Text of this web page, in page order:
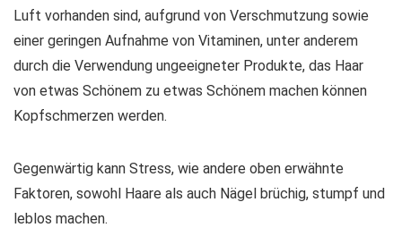
Luft vorhanden sind, aufgrund von Verschmutzung sowie
einer geringen Aufnahme von Vitaminen, unter anderem
durch die Verwendung ungeeigneter Produkte, das Haar
von etwas Schönem zu etwas Schönem machen können
Kopfschmerzen werden.
Gegenwärtig kann Stress, wie andere oben erwähnte
Faktoren, sowohl Haare als auch Nägel brüchig, stumpf und
leblos machen.